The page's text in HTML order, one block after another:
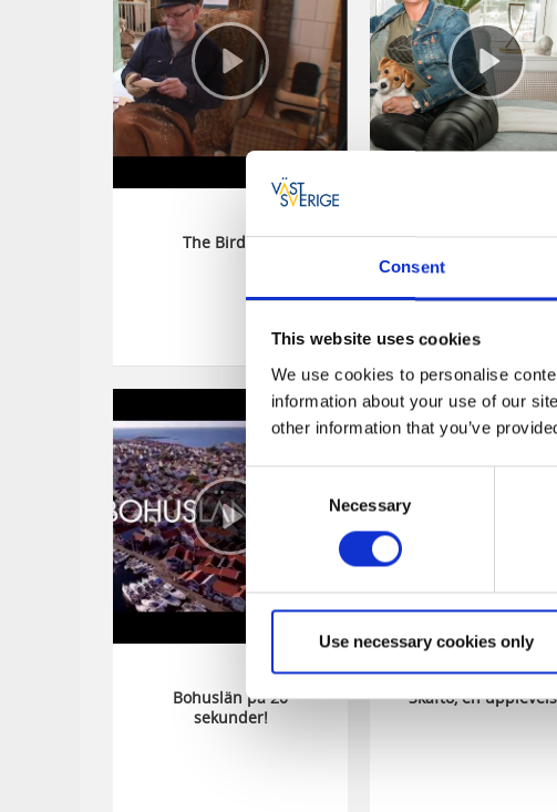
Consent
This website uses cookies
We use cookies to personalise
information about your use of our
other information that you’ve
Consent
Selection
Necessary
Use necessary cookies only
The Birdman
Pernilla Block från
Robinsondeltagare
Bohuslän på 20
sekunder!
Skaftö, en